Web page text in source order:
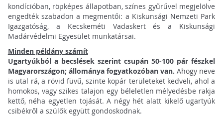
kondícióban, röpképes állapotban, színes gyűrűvel megjelölve
engedték szabadon a megmentői: a Kiskunsági Nemzeti Park
Igazgatóság, a Kecskeméti Vadaskert és a Kiskunsági
Madárvédelmi Egyesület munkatársai.
Minden példány számít
Ugartyúkból a becslések szerint csupán 50-100 pár fészkel
Magyarországon; állománya fogyatkozóban van. Ahogy neve
is utal rá, a rövid füvű, szinte kopár területeket kedveli, ahol a
homokos, vagy szikes talajon egy béleletlen mélyedésbe rakja
kettő, néha egyetlen tojását. A négy hét alatt kikelő ugartyúk
csibékről a szülők együtt gondoskodnak.